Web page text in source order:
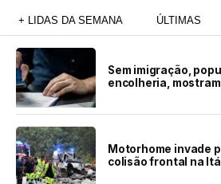
+ LIDAS DA SEMANA ÚLTIMAS
Sem imigração,
encolheria,
Motorhome invade
colisão frontal na